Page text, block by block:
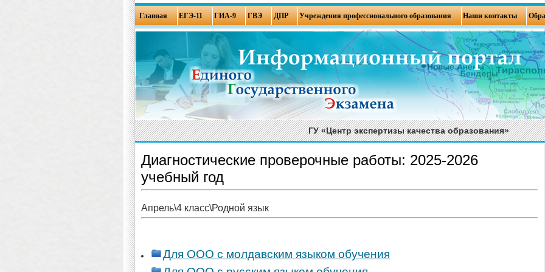
Главная ЕГЭ-11 ГИА-9 ГВЭ ДПР Учреждения профессионального образования Наши контакты
ГУ «Центр экспертизы качества образования»
Диагностические проверочные работы: 2025-2026
учебный год
Апрель\4 класс\Родной язык
Для ООО с молдавским языком обучения